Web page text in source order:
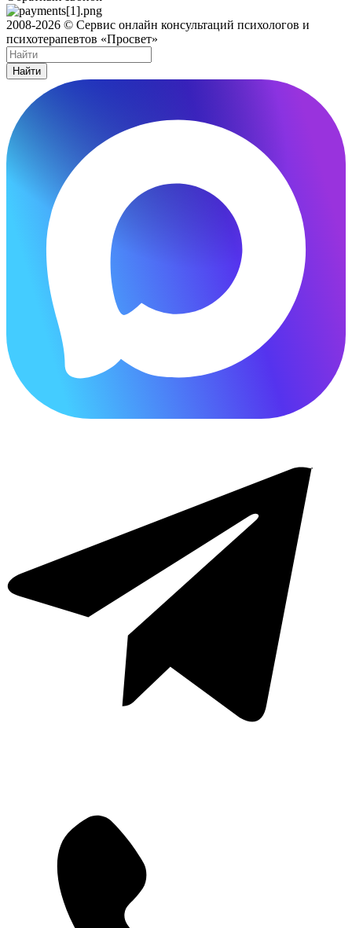
2008-2026 © Сервис онлайн консультаций психологов и
психотерапевтов «Просвет»
Найти